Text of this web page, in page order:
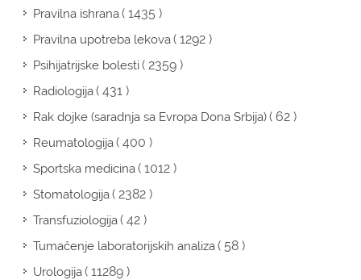
Pravilna ishrana( 1435 )
Pravilna upotreba lekova( 1292 )
Psihijatrijske bolesti( 2359 )
Radiologija( 431 )
Rak dojke (saradnja sa Evropa Dona Srbija)( 62 )
Reumatologija( 400 )
Sportska medicina( 1012 )
Stomatologija( 2382 )
Transfuziologija( 42 )
Tumačenje laboratorijskih analiza( 58 )
Urologija( 11289 )